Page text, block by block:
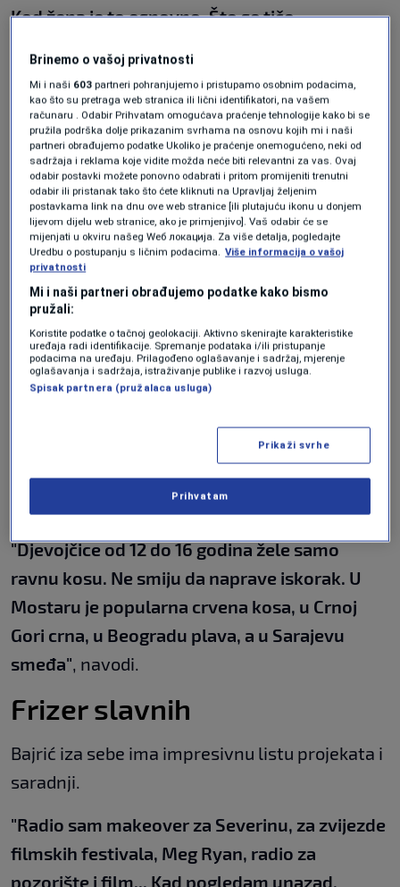
Kod žena je to osnovno. Što se tiče
zavisi od toga kako se neko vidi i šta želi",
Bajrić.
Strast i posvećenost
Bajrićeva karijera počela je iz ljubavi prema
zanatu. Kako kaže, putovao je mnogo,
učestvovao na radionicama širom svijeta, ali
mu je uvijek bilo najvažnije da stečeno znanje
primijeni na domaćoj sceni.
"Želja i ljubav prema poslu su me nosile.
Putovao sam puno, išao na work shopove, ali
uradim ovdje, na bh. sceni", kaže on.
U razgovoru otkriva i zanimljive trendove
"Djevojčice od 12 do 16 godina žele samo
ravnu kosu. Ne smiju da naprave iskorak. U
Mostaru je popularna crvena kosa, u Crnoj
Gori crna, u Beogradu plava, a u Sarajevu
smeđa", navodi.
Frizer slavnih
Bajrić iza sebe ima impresivnu listu projekata i
saradnji.
"Radio sam makeover za Severinu, za zvijezde
filmskih festivala, Meg Ryan, radio za
pozorište i film... Kad pogledam unazad,
Brinemo o vašoj privatnosti
Mi i naši 603 partneri pohranjujemo i pristupamo osobnim podacima,
kao što su pretraga web stranica ili lični identifikatori, na vašem
računaru . Odabir Prihvatam omogućava praćenje tehnologije kako bi se
pružila podrška dolje prikazanim svrhama na osnovu kojih mi i naši
partneri obrađujemo podatke Ukoliko je praćenje onemogućeno, neki od
sadržaja i reklama koje vidite možda neće biti relevantni za vas. Ovaj
odabir postavki možete ponovno odabrati i pritom promijeniti trenutni
odabir ili pristanak tako što ćete kliknuti na Upravljaj željenim
postavkama link na dnu ove web stranice [ili plutajuću ikonu u donjem
lijevom dijelu web stranice, ako je primjenjivo]. Vaš odabir će se
mijenjati u okviru našeg Wеб локација. Za više detalja, pogledajte
Uredbu o postupanju s ličnim podacima. Više informacija o vašoj
privatnosti
Mi i naši partneri obrađujemo podatke kako bismo
pružali:
Koristite podatke o tačnoj geolokaciji. Aktivno skenirajte karakteristike
uređaja radi identifikacije. Spremanje podataka i/ili pristupanje
podacima na uređaju. Prilagođeno oglašavanje i sadržaj, mjerenje
oglašavanja i sadržaja, istraživanje publike i razvoj usluga.
Spisak partnera (pružalaca usluga)
Prikaži svrhe
Prihvatam